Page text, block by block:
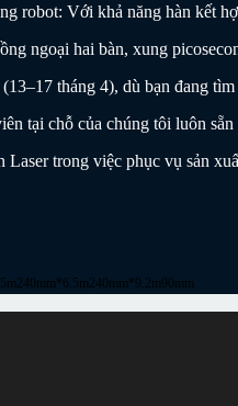
240mm*6.5m240mm*9.2m90mm
robot: Với khả năng hàn kết
ngoại hai bàn, xung
tháng 4), dù bạn đang
tại chỗ của chúng tôi luôn sẵn
trong việc phục vụ sản